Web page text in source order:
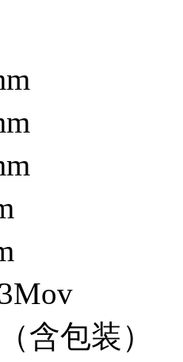
含包装）